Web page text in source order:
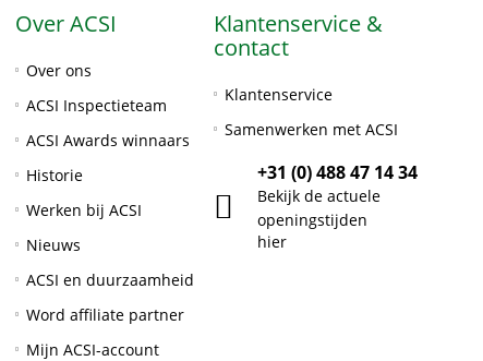
Over ACSI
Over ons
ACSI Inspectieteam
ACSI Awards winnaars
Historie
Werken bij ACSI
Nieuws
ACSI en duurzaamheid
Word affiliate partner
Mijn ACSI-account
Klantenservice &
contact
Klantenservice
Samenwerken met ACSI
+31 (0) 488 47 14 34
Bekijk de actuele
openingstijden
hier